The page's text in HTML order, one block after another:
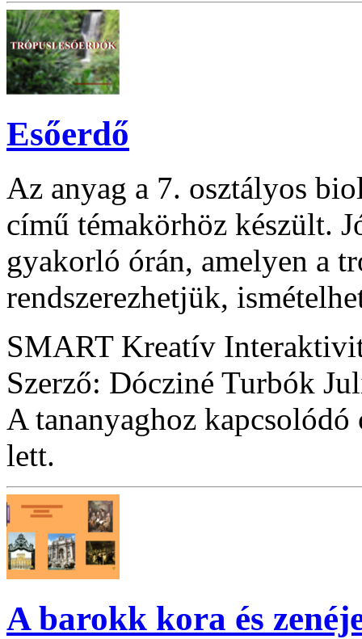
Esőerdő
Az anyag a 7. osztályos
című témakörhöz készült.
gyakorló órán, amelyen a
rendszerezhetjük,
SMART Kreatív
Szerző: Dócziné Turbók
A tananyaghoz
lett.
A barokk kora és